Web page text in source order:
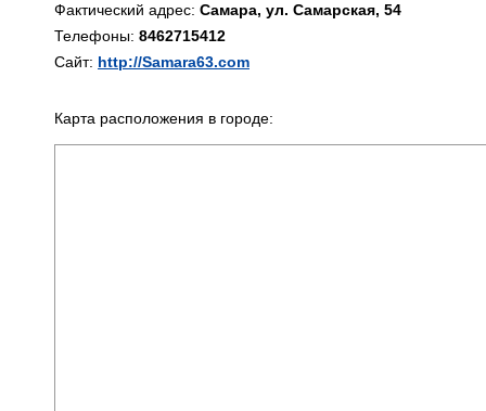
Фактический адрес: Самара, ул. Самарская, 54
Телефоны: 8462715412
Сайт: http://Samara63.com
Карта расположения в городе: